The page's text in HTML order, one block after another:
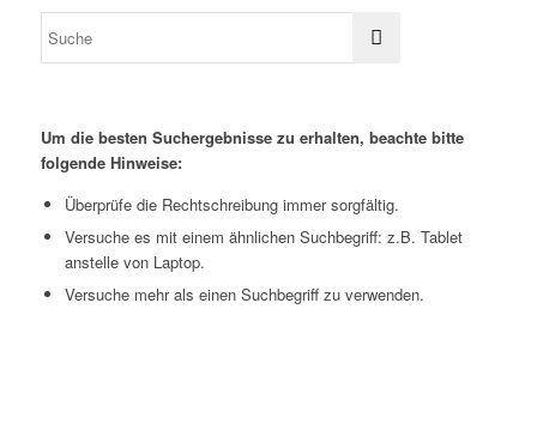
Um die besten Suchergebnisse zu erhalten, beachte bitte
folgende Hinweise:
Überprüfe die Rechtschreibung immer sorgfältig.
Versuche es mit einem ähnlichen Suchbegriff: z.B. Tablet
anstelle von Laptop.
Versuche mehr als einen Suchbegriff zu verwenden.